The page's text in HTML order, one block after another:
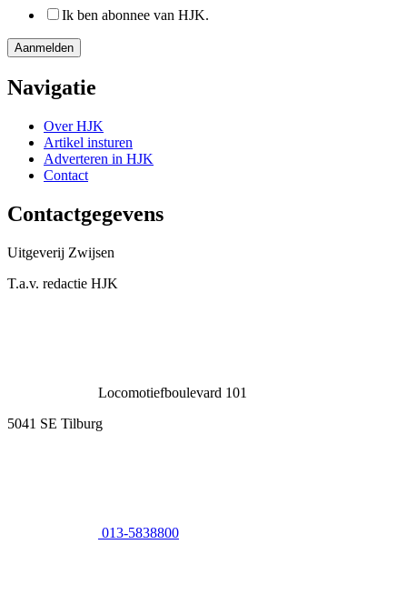
Ik ben abonnee van HJK.
Navigatie
Over HJK
Artikel insturen
Adverteren in HJK
Contact
Contactgegevens
Uitgeverij Zwijsen
T.a.v. redactie HJK
Locomotiefboulevard 101
5041 SE Tilburg
013-5838800